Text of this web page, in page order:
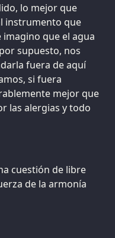
lo mejor que
instrumento que
que el agua
supuesto, nos
fuera de aquí
si fuera
mejor que
las alergias y todo
cuestión de libre
de la armonía